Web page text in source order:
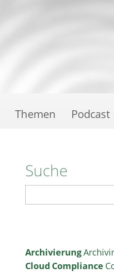
Themen Podcast
Suche
Archivierung
Cloud Compliance